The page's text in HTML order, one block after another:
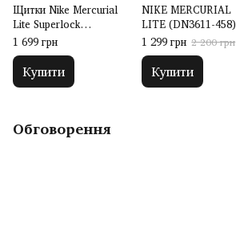
Щитки Nike Mercurial
Lite Superlock
(DN3609-101)
1 699 грн
Купити
NIKE MERCURIAL
LITE (DN3611-458)
1 299 грн 2 200 грн
Купити
Обговорення